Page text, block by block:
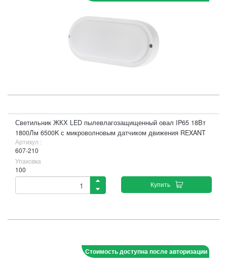
Светильник ЖКХ LED пылевлагозащищенный овал IP65 18Вт
1800Лм 6500K с микроволновым датчиком движения REXANT
Артикул :
607-210
Упаковка
100
Купить
Стоимость доступна после авторизации